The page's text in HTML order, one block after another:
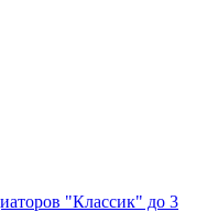
"Классик" до 3